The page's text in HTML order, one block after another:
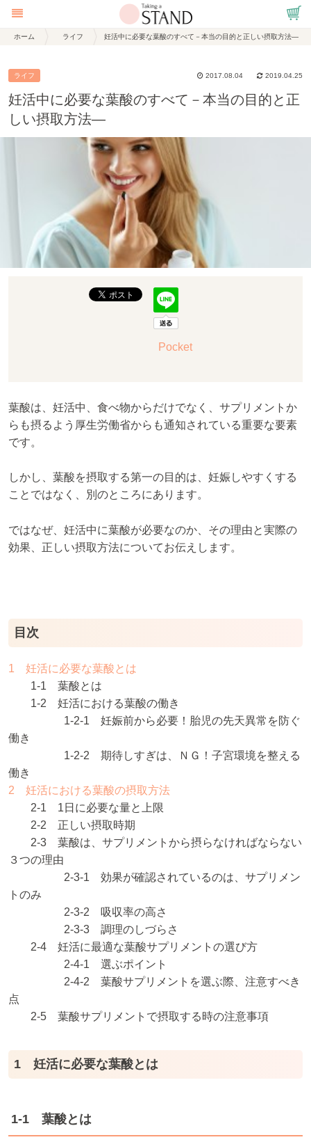
ホーム ライフ 妊活中に必要な葉酸のすべて－本当の目的と正しい摂取方法―
ライフ 2019.04.25
2017.08.04
妊活中に必要な葉酸のすべて－本当の目的と正
しい摂取方法―
Pocket
葉酸は、妊活中、食べ物からだけでなく、サプリメントか
らも摂るよう厚生労働省からも通知されている重要な要素
です。
しかし、葉酸を摂取する第一の目的は、妊娠しやすくする
ことではなく、別のところにあります。
ではなぜ、妊活中に葉酸が必要なのか、その理由と実際の
効果、正しい摂取方法についてお伝えします。
目次
1 妊活に必要な葉酸とは
1-1 葉酸とは
1-2 妊活における葉酸の働き
1-2-1 妊娠前から必要！胎児の先天異常を防ぐ
働き
1-2-2 期待しすぎは、ＮＧ！子宮環境を整える
働き
2 妊活における葉酸の摂取方法
2-1 1日に必要な量と上限
2-2 正しい摂取時期
2-3 葉酸は、サプリメントから摂らなければならない
３つの理由
2-3-1 効果が確認されているのは、サプリメン
トのみ
2-3-2 吸収率の高さ
2-3-3 調理のしづらさ
2-4 妊活に最適な葉酸サプリメントの選び方
2-4-1 選ぶポイント
2-4-2 葉酸サプリメントを選ぶ際、注意すべき
点
2-5 葉酸サプリメントで摂取する時の注意事項
1 妊活に必要な葉酸とは
1-1 葉酸とは